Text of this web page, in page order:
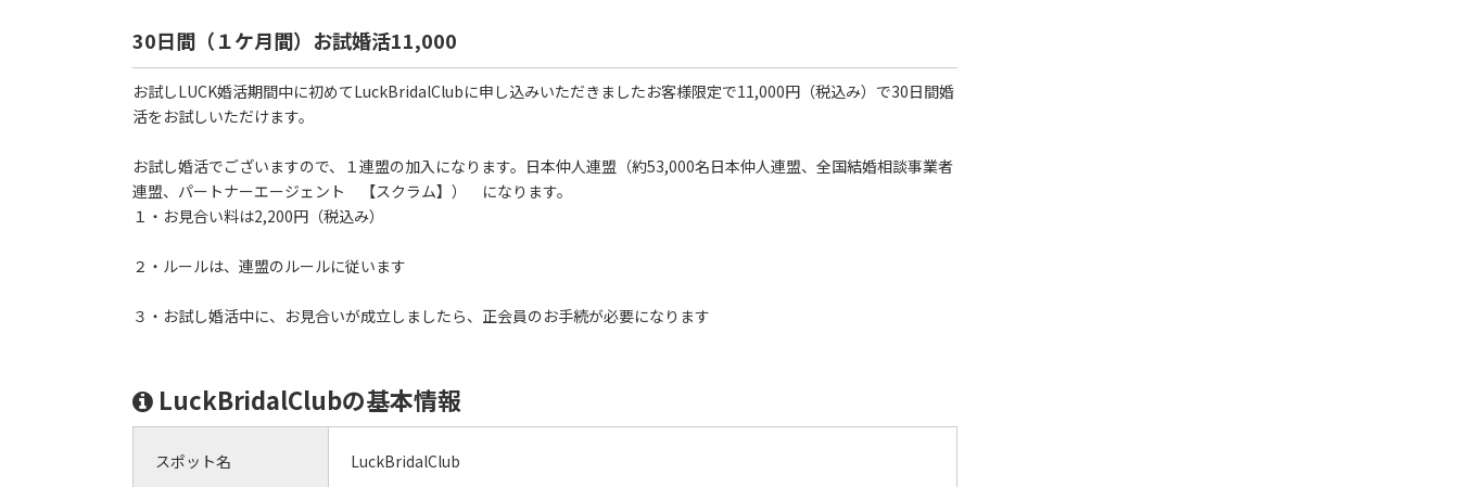
30日間（１ケ月間）お試婚活11,000
お試しLUCK婚活期間中に初めてLuckBridalClubに申し込みいただきましたお客様限定で11,000円（税込み）で30日間婚
活をお試しいただけます。
お試し婚活でございますので、１連盟の加入になります。日本仲人連盟（約53,000名日本仲人連盟、全国結婚相談事業者
連盟、パートナーエージェント 【スクラム】） になります。
１・お見合い料は2,200円（税込み）
２・ルールは、連盟のルールに従います
３・お試し婚活中に、お見合いが成立しましたら、正会員のお手続が必要になります
LuckBridalClubの基本情報
スポット名 LuckBridalClub